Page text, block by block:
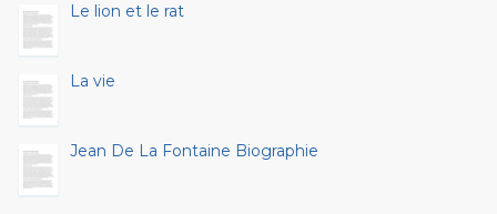
Le lion et le rat
La vie
Jean De La Fontaine Biographie